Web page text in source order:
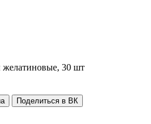
30 шт
Поделиться в ВК